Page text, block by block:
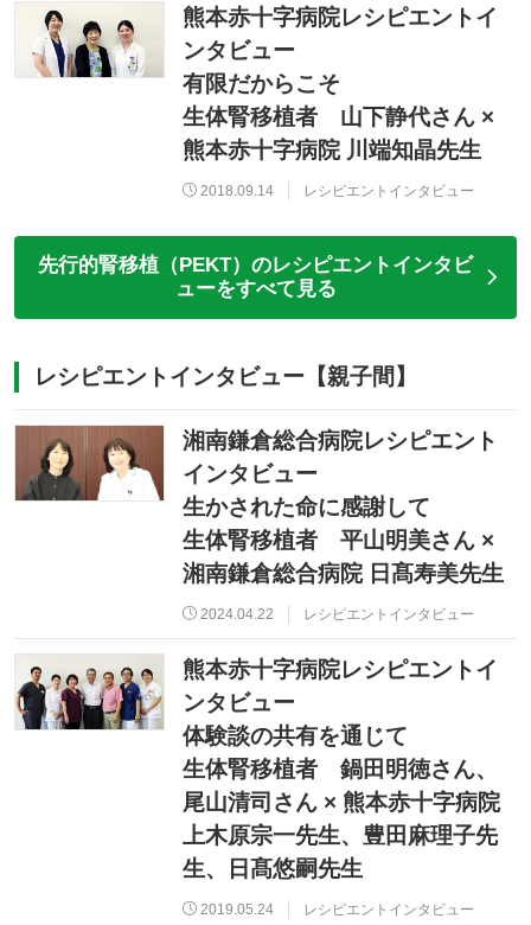
熊本赤十字病院レシピエントイ
ンタビュー
有限だからこそ
生体腎移植者 山下静代さん ×
熊本赤十字病院 川端知晶先生
2018.09.14 レシピエントインタビュー
先行的腎移植（PEKT）のレシピエントインタビ
ューをすべて見る
レシピエントインタビュー【親子間】
湘南鎌倉総合病院レシピエント
インタビュー
生かされた命に感謝して
生体腎移植者 平山明美さん ×
湘南鎌倉総合病院 日髙寿美先生
2024.04.22 レシピエントインタビュー
熊本赤十字病院レシピエントイ
ンタビュー
体験談の共有を通じて
生体腎移植者 鍋田明徳さん、
尾山清司さん × 熊本赤十字病院
上木原宗一先生、豊田麻理子先
生、日髙悠嗣先生
2019.05.24 レシピエントインタビュー